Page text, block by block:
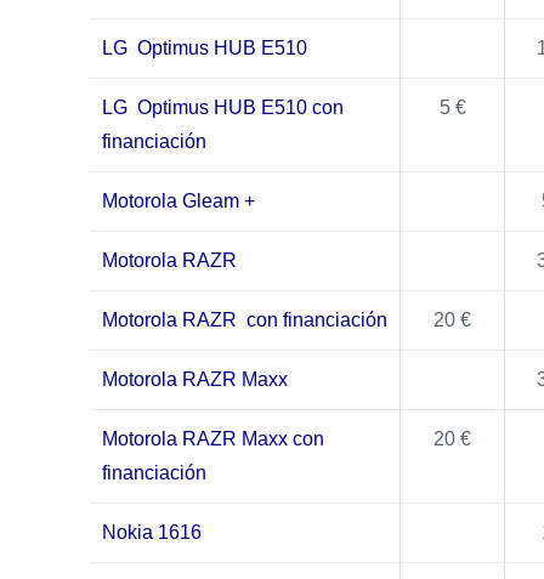
LG Optimus HUB E510
LG Optimus HUB E510 con
financiación
5 €
Motorola Gleam +
Motorola RAZR
Motorola RAZR con financiación 20 €
Motorola RAZR Maxx
Motorola RAZR Maxx con
financiación
20 €
Nokia 1616